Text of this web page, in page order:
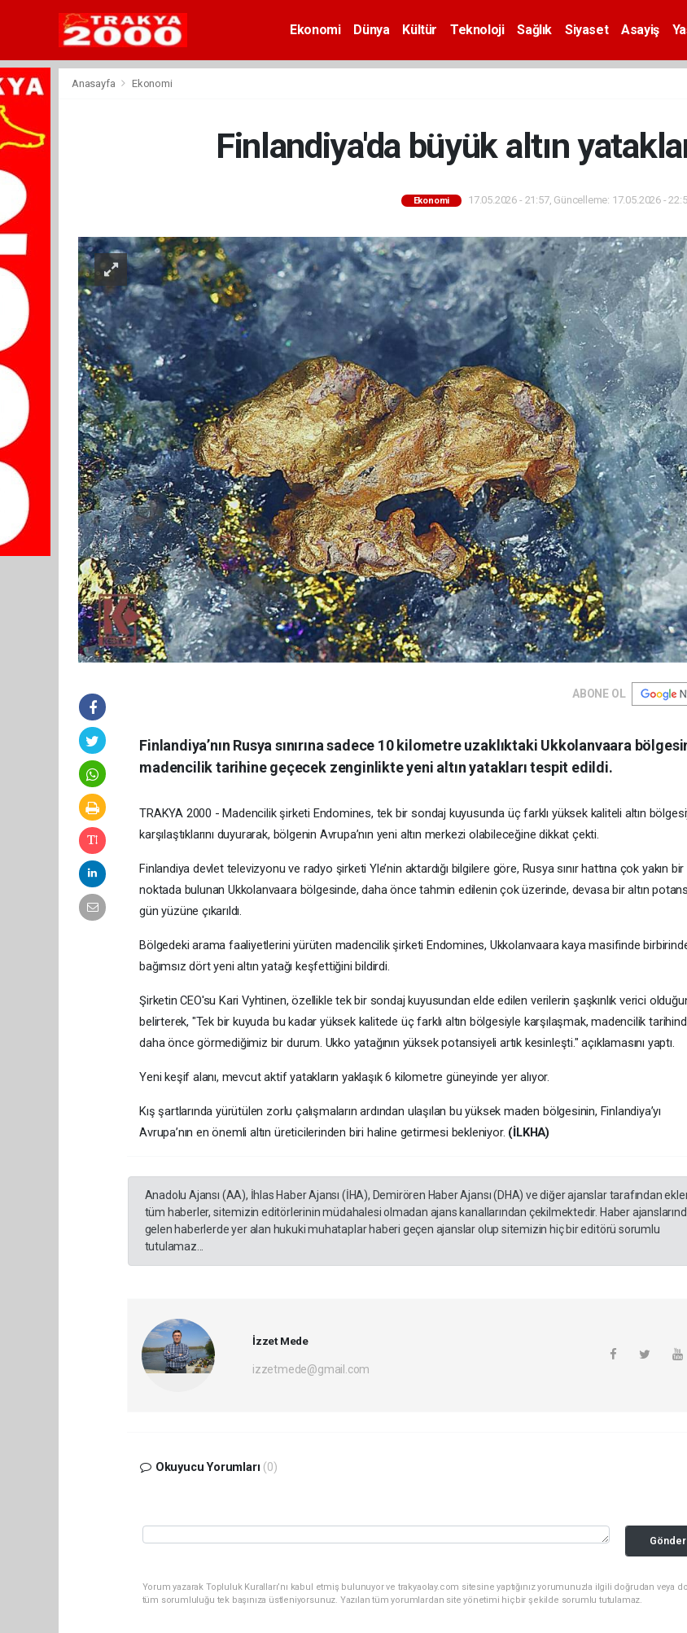
Ekonomi Dünya Kültür Teknoloji Sağlık Siyaset Asayiş
Anasayfa Ekonomi
Finlandiya'da büyük altın
Ekonomi 17.05.2026 - 21:57, Güncelleme: 17.05.2026 -
ABONE OL
Finlandiya’nın Rusya sınırına sadece 10 kilometre uzaklıktaki Ukkolanvaara
madencilik tarihine geçecek zenginlikte yeni altın yatakları tespit edildi.
TRAKYA 2000 - Madencilik şirketi Endomines, tek bir sondaj kuyusunda üç farklı yüksek kaliteli altın
karşılaştıklarını duyurarak, bölgenin Avrupa’nın yeni altın merkezi olabileceğine dikkat çekti.
Finlandiya devlet televizyonu ve radyo şirketi Yle’nin aktardığı bilgilere göre, Rusya sınır hattına çok yakın bir
noktada bulunan Ukkolanvaara bölgesinde, daha önce tahmin edilenin çok üzerinde, devasa bir altın
gün yüzüne çıkarıldı.
Bölgedeki arama faaliyetlerini yürüten madencilik şirketi Endomines, Ukkolanvaara kaya masifinde
bağımsız dört yeni altın yatağı keşfettiğini bildirdi.
Şirketin CEO'su Kari Vyhtinen, özellikle tek bir sondaj kuyusundan elde edilen verilerin şaşkınlık verici
belirterek, "Tek bir kuyuda bu kadar yüksek kalitede üç farklı altın bölgesiyle karşılaşmak, madencilik
daha önce görmediğimiz bir durum. Ukko yatağının yüksek potansiyeli artık kesinleşti." açıklamasını yaptı.
Yeni keşif alanı, mevcut aktif yatakların yaklaşık 6 kilometre güneyinde yer alıyor.
Kış şartlarında yürütülen zorlu çalışmaların ardından ulaşılan bu yüksek maden bölgesinin, Finlandiya’yı
Avrupa’nın en önemli altın üreticilerinden biri haline getirmesi bekleniyor. (İLKHA)
Anadolu Ajansı (AA), İhlas Haber Ajansı (İHA), Demirören Haber Ajansı (DHA) ve diğer ajanslar tarafından
tüm haberler, sitemizin editörlerinin müdahalesi olmadan ajans kanallarından çekilmektedir. Haber
gelen haberlerde yer alan hukuki muhataplar haberi geçen ajanslar olup sitemizin hiç bir editörü sorumlu
tutulamaz...
İzzet Mede
izzetmede@gmail.com
Okuyucu Yorumları (0)
Gönder
Yorum yazarak Topluluk Kuralları’nı kabul etmiş bulunuyor ve trakyaolay.com sitesine yaptığınız yorumunuzla ilgili doğrudan veya
tüm sorumluluğu tek başınıza üstleniyorsunuz. Yazılan tüm yorumlardan site yönetimi hiçbir şekilde sorumlu tutulamaz.